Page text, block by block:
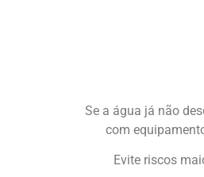
Se a água já não
com
Evite riscos